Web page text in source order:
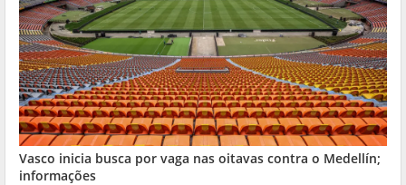
Vasco inicia busca por vaga nas oitavas contra o Medellín;
informações